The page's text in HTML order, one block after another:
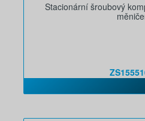
Stacionární šroubový